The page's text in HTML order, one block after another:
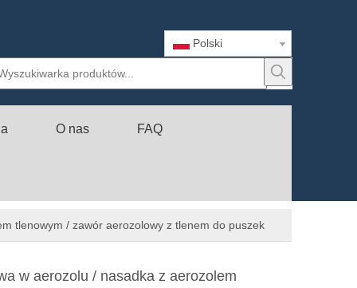
Polski
O nas FAQ
tlenowym / zawór aerozolowy z tlenem do puszek
w aerozolu / nasadka z aerozolem